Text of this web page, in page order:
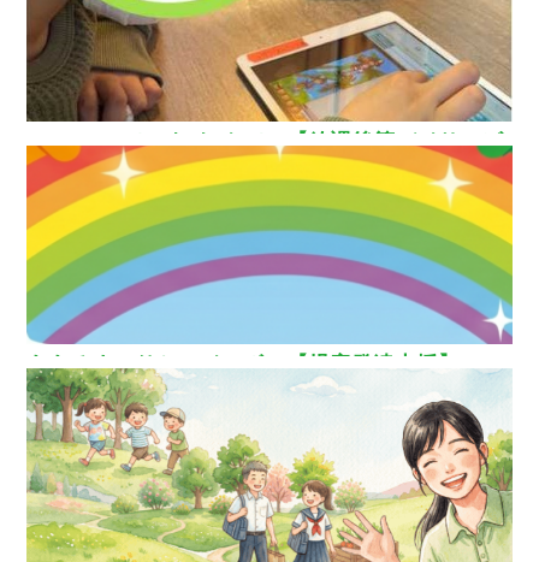
How nice（ハウ ナイス）!【放課後等デイサービ
ス】
ああるまつりかレインボー【児童発達支援】